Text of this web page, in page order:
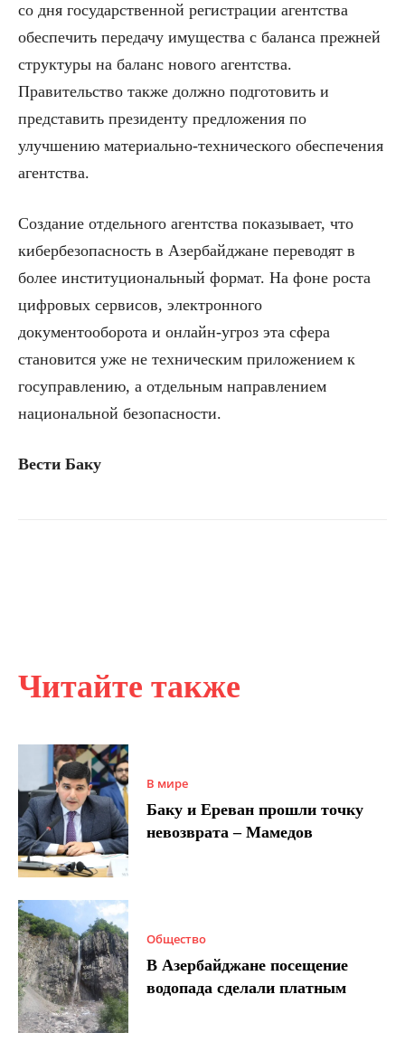
Читайте также
В мире
Баку и Ереван прошли точку
невозврата – Мамедов
Общество
В Азербайджане посещение
водопада сделали платным
со дня государственной регистрации агентства
обеспечить передачу имущества с баланса прежней
структуры на баланс нового агентства.
Правительство также должно подготовить и
представить президенту предложения по
улучшению материально-технического обеспечения
агентства.
Создание отдельного агентства показывает, что
кибербезопасность в Азербайджане переводят в
более институциональный формат. На фоне роста
цифровых сервисов, электронного
документооборота и онлайн-угроз эта сфера
становится уже не техническим приложением к
госуправлению, а отдельным направлением
национальной безопасности.
Вести Баку